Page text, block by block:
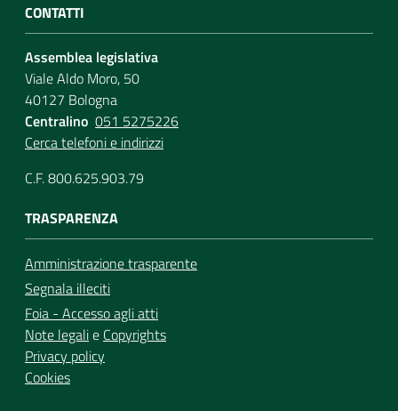
CONTATTI
Assemblea legislativa
Viale Aldo Moro, 50
40127 Bologna
Centralino 051 5275226
Cerca telefoni e indirizzi
C.F. 800.625.903.79
TRASPARENZA
Amministrazione trasparente
Segnala illeciti
Foia - Accesso agli atti
Note legalie Copyrights
Privacy policy
Cookies